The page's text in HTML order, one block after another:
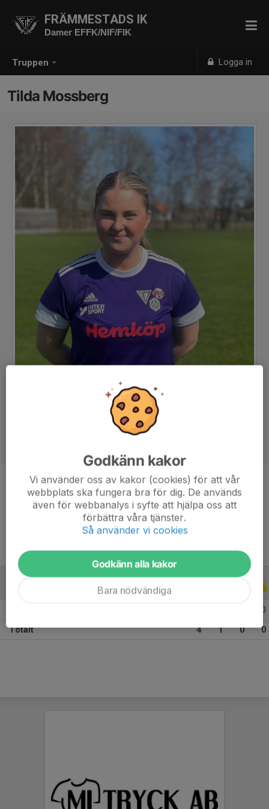
Truppen Logga in
FRÄMMESTADS IK
Damer EFFK/NIF/FIK
Tilda Mossberg
Position
Forward
18 år
2025
0
Totalt 4 1 0 0
Godkänn kakor
Vi använder oss av kakor (cookies) för att vår
webbplats ska fungera bra för dig. De används
även för webbanalys i syfte att hjälpa oss att
förbättra våra tjänster.
Så använder vi cookies
Godkänn alla kakor
Bara nödvändiga